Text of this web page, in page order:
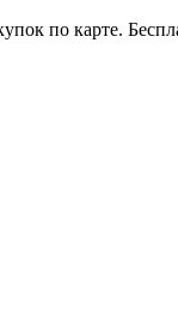
по карте.